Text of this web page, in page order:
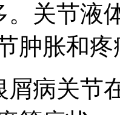
。关节液
肿胀和疼
屑病关节